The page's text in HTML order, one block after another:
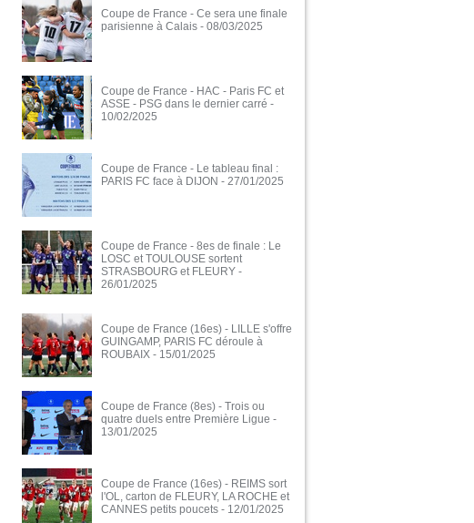
Coupe de France - Ce sera une finale
parisienne à Calais - 08/03/2025
Coupe de France - HAC - Paris FC et
ASSE - PSG dans le dernier carré -
10/02/2025
Coupe de France - Le tableau final :
PARIS FC face à DIJON - 27/01/2025
Coupe de France - 8es de finale : Le
LOSC et TOULOUSE sortent
STRASBOURG et FLEURY -
26/01/2025
Coupe de France (16es) - LILLE s'offre
GUINGAMP, PARIS FC déroule à
ROUBAIX - 15/01/2025
Coupe de France (8es) - Trois ou
quatre duels entre Première Ligue -
13/01/2025
Coupe de France (16es) - REIMS sort
l'OL, carton de FLEURY, LA ROCHE et
CANNES petits poucets - 12/01/2025